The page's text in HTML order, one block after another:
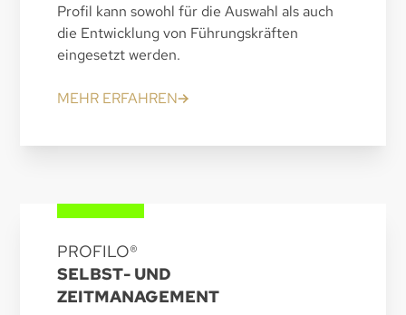
Profil kann sowohl für die Auswahl als auch
die Entwicklung von Führungskräften
eingesetzt werden.
MEHR ERFAHREN
PROFILO®
SELBST- UND
ZEITMANAGEMENT